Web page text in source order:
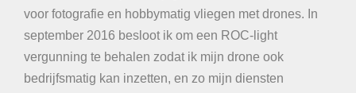
voor fotografie en hobbymatig vliegen met drones. In
september 2016 besloot ik om een ROC-light
vergunning te behalen zodat ik mijn drone ook
bedrijfsmatig kan inzetten, en zo mijn diensten